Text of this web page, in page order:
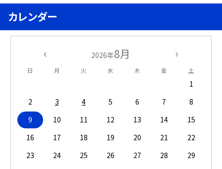
カレンダー
2026年8月
日 月 火 水 木 金 土
1
2
3 4 5 6 7
8
9
10 11 12 13 14
15
16
17 18 19 20 21
22
23
24 25 26 27 28
29